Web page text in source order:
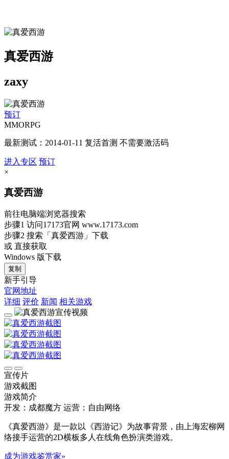
真爱西游
zaxy
预订
MMORPG
最新测试：2014-01-11 复活首测 不需要激活码
进入专区 预订
×
真爱西游
前往电脑端浏览器搜索
步骤1 访问17173官网 www.17173.com
步骤2 搜索 「真爱西游」 下载
或 直接获取
Windows 版下载
复制
新手引导
官网地址
详细 评价 新闻 相关游戏
宣传片
游戏截图
游戏简介
开发：成都魔方 运营：自由网络
《真爱西游》是一款以《西游记》为故事背景，由上海宏柳网
络接手运营的2D横板多人在线角色扮演类游戏。
成为游戏鉴赏家»